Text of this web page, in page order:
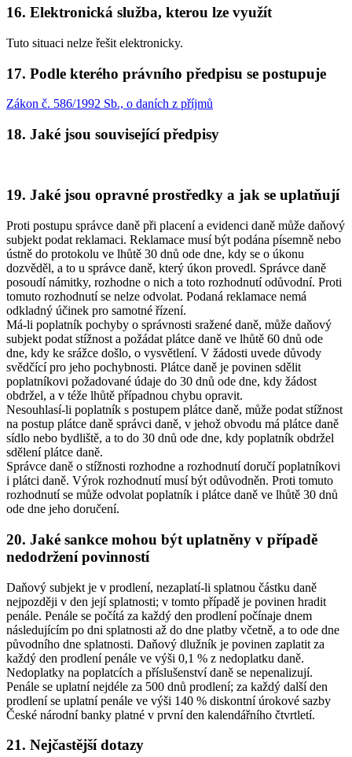
16. Elektronická služba, kterou lze využít
Tuto situaci nelze řešit elektronicky.
17. Podle kterého právního předpisu se postupuje
Zákon č. 586/1992 Sb., o daních z příjmů
18. Jaké jsou související předpisy
19. Jaké jsou opravné prostředky a jak se uplatňují
Proti postupu správce daně při placení a evidenci daně může daňový
subjekt podat reklamaci. Reklamace musí být podána písemně nebo
ústně do protokolu ve lhůtě 30 dnů ode dne, kdy se o úkonu
dozvěděl, a to u správce daně, který úkon provedl. Správce daně
posoudí námitky, rozhodne o nich a toto rozhodnutí odůvodní. Proti
tomuto rozhodnutí se nelze odvolat. Podaná reklamace nemá
odkladný účinek pro samotné řízení.
Má-li poplatník pochyby o správnosti sražené daně, může daňový
subjekt podat stížnost a požádat plátce daně ve lhůtě 60 dnů ode
dne, kdy ke srážce došlo, o vysvětlení. V žádosti uvede důvody
svědčící pro jeho pochybnosti. Plátce daně je povinen sdělit
poplatníkovi požadované údaje do 30 dnů ode dne, kdy žádost
obdržel, a v téže lhůtě případnou chybu opravit.
Nesouhlasí-li poplatník s postupem plátce daně, může podat stížnost
na postup plátce daně správci daně, v jehož obvodu má plátce daně
sídlo nebo bydliště, a to do 30 dnů ode dne, kdy poplatník obdržel
sdělení plátce daně.
Správce daně o stížnosti rozhodne a rozhodnutí doručí poplatníkovi
i plátci daně. Výrok rozhodnutí musí být odůvodněn. Proti tomuto
rozhodnutí se může odvolat poplatník i plátce daně ve lhůtě 30 dnů
ode dne jeho doručení.
20. Jaké sankce mohou být uplatněny v případě
nedodržení povinností
Daňový subjekt je v prodlení, nezaplatí-li splatnou částku daně
nejpozději v den její splatnosti; v tomto případě je povinen hradit
penále. Penále se počítá za každý den prodlení počínaje dnem
následujícím po dni splatnosti až do dne platby včetně, a to ode dne
původního dne splatnosti. Daňový dlužník je povinen zaplatit za
každý den prodlení penále ve výši 0,1 % z nedoplatku daně.
Nedoplatky na poplatcích a příslušenství daně se nepenalizují.
Penále se uplatní nejdéle za 500 dnů prodlení; za každý další den
prodlení se uplatní penále ve výši 140 % diskontní úrokové sazby
České národní banky platné v první den kalendářního čtvrtletí.
21. Nejčastější dotazy